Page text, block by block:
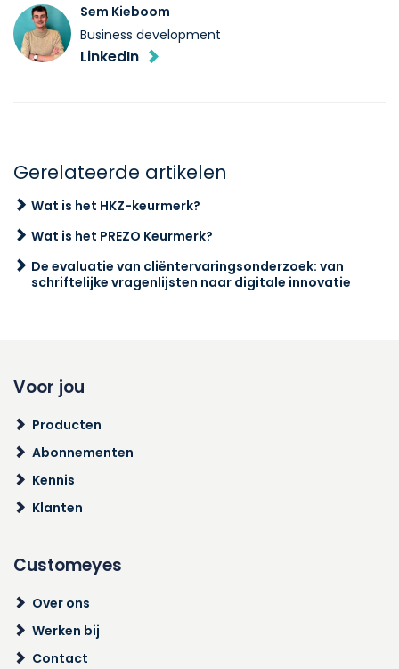
Sem Kieboom
Business development
LinkedIn
Gerelateerde artikelen
Wat is het HKZ-keurmerk?
Wat is het PREZO Keurmerk?
De evaluatie van cliëntervaringsonderzoek: van
schriftelijke vragenlijsten naar digitale innovatie
Voor jou
Producten
Abonnementen
Kennis
Klanten
Customeyes
Over ons
Werken bij
Contact